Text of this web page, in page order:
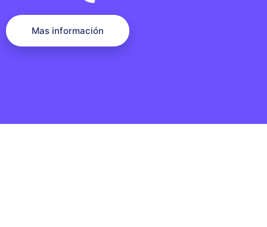
Mas información